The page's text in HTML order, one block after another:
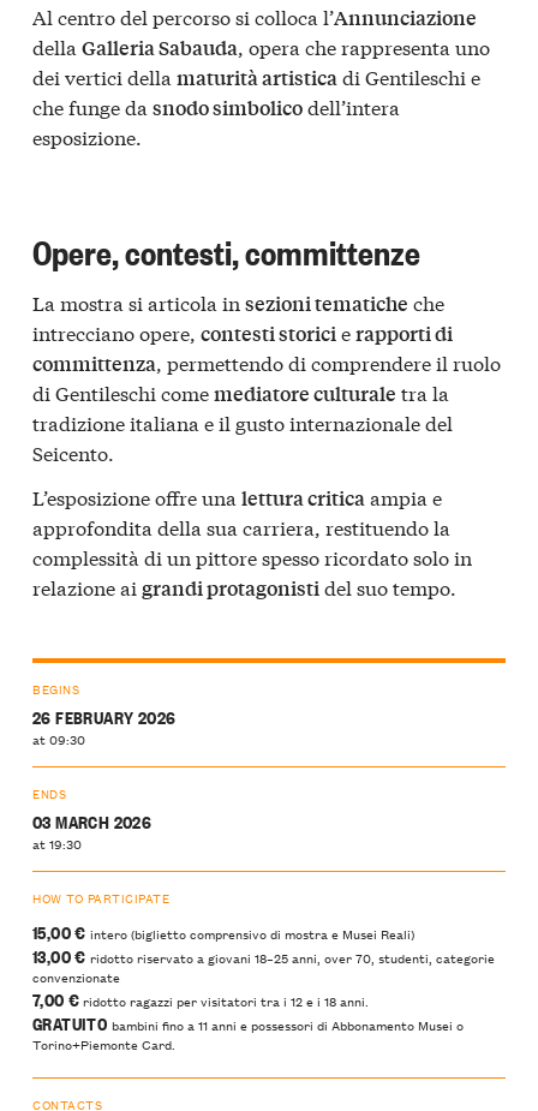
Al centro del percorso si colloca l’Annunciazione
della Galleria Sabauda, opera che rappresenta uno
dei vertici della maturità artisticadi Gentileschi e
che funge da snodo simbolicodell’intera
esposizione.
Opere, contesti, committenze
La mostra si articola in sezioni tematiche che
intrecciano opere, contesti storicierapporti di
committenza, permettendo di comprendere il ruolo
di Gentileschi comemediatore culturale tra la
tradizione italiana e il gusto internazionale del
Seicento.
L’esposizione offre una lettura criticaampia e
approfondita della sua carriera, restituendo la
complessità di un pittore spesso ricordato solo in
relazione ai grandi protagonistidel suo tempo.
BEGINS
26 FEBRUARY 2026
at 09:30
ENDS
03 MARCH 2026
at 19:30
HOW TO PARTICIPATE
15,00 €intero (biglietto comprensivo di mostra e Musei Reali)
13,00 € ridotto riservato a giovani 18–25 anni, over 70, studenti, categorie
convenzionate
7,00 €ridotto ragazzi per visitatori tra i 12 e i 18 anni.
GRATUITO bambini fino a 11 anni e possessori di Abbonamento Musei o
Torino+Piemonte Card.
CONTACTS